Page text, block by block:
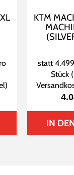
)
KTM
statt
Stück
IN